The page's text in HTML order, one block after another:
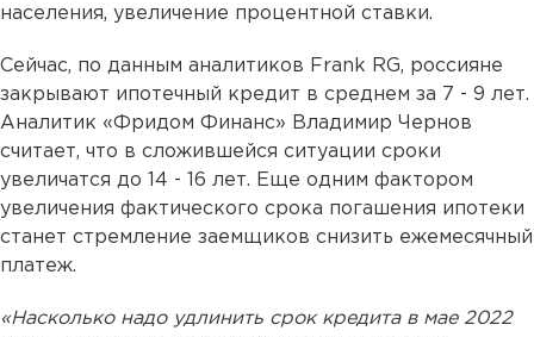
населения, увеличение процентной ставки.
Сейчас, по данным аналитиков Frank RG, россияне
закрывают ипотечный кредит в среднем за 7 - 9 лет.
Аналитик «Фридом Финанс» Владимир Чернов
считает, что в сложившейся ситуации сроки
увеличатся до 14 - 16 лет. Еще одним фактором
увеличения фактического срока погашения ипотеки
станет стремление заемщиков снизить ежемесячный
платеж.
«Насколько надо удлинить срок кредита в мае 2022